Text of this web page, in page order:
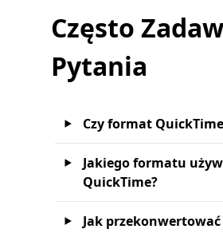
Często
Pytania
Czy format
Jakiego formatu
QuickTime?
Jak